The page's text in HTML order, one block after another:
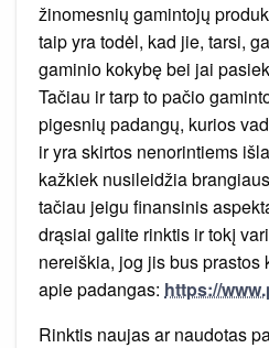
žinomesnių gamintojų
taip yra todėl, kad jie, tarsi,
gaminio kokybę bei jai
Tačiau ir tarp to pačio
pigesnių padangų, kurios
ir yra skirtos nenorintiems
kažkiek nusileidžia
tačiau jeigu finansinis
drąsiai galite rinktis ir tokį
nereiškia, jog jis bus
apie padangas: https://
Rinktis naujas ar naudotas